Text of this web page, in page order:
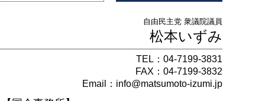
自由民主党 衆議院議員
松本いずみ
TEL： 04-7199-3831
FAX：04-7199-3832
Email： info@matsumoto-izumi.jp